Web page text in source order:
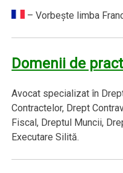
– Vorbeşte limba
Domenii de
Avocat specializat în
Contractelor, Drept
Fiscal, Dreptul Muncii,
Executare Silită.